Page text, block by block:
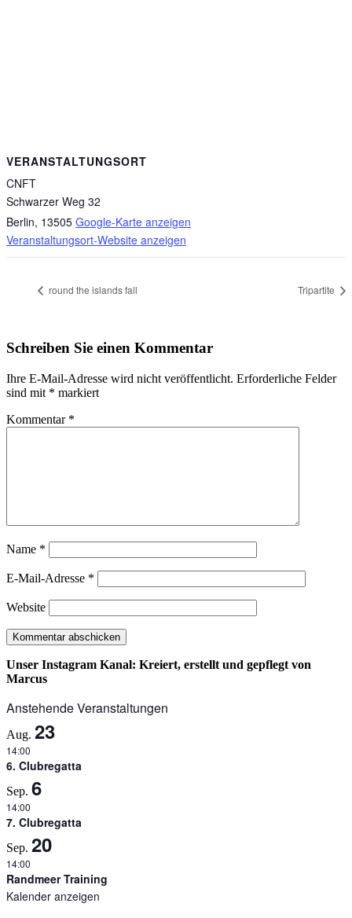
VERANSTALTUNGSORT
CNFT
Schwarzer Weg 32
Berlin, 13505 Google-Karte anzeigen
Veranstaltungsort-Website anzeigen
round the islands fall Tripartite
Schreiben Sie einen Kommentar
Ihre E-Mail-Adresse wird nicht veröffentlicht. Erforderliche Felder
sind mit * markiert
Kommentar *
Name *
E-Mail-Adresse *
Website
Unser Instagram Kanal: Kreiert, erstellt und gepflegt von
Marcus
Anstehende Veranstaltungen
Aug. 23
14:00
6. Clubregatta
Sep. 6
14:00
7. Clubregatta
Sep. 20
14:00
Randmeer Training
Kalender anzeigen